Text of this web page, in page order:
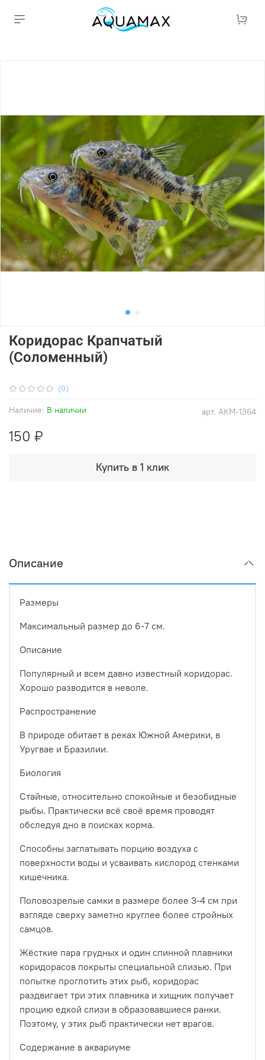
(0)
арт. АКМ-1364
Наличие: В наличии
Коридорас Крапчатый
(Соломенный)
150 ₽
Купить в 1 клик
Описание
Размеры
Максимальный размер до 6-7 см.
Описание
Популярный и всем давно известный коридорас.
Хорошо разводится в неволе.
Распространение
В природе обитает в реках Южной Америки, в
Уругвае и Бразилии.
Биология
Стайные, относительно спокойные и безобидные
рыбы. Практически всё своё время проводят
обследуя дно в поисках корма.
Способны заглатывать порцию воздуха с
поверхности воды и усваивать кислород стенками
кишечника.
Половозрелые самки в размере более 3-4 см при
взгляде сверху заметно круглее более стройных
самцов.
Жёсткие пара грудных и один спинной плавники
коридорасов покрыты специальной слизью. При
попытке проглотить этих рыб, коридорас
раздвигает три этих плавника и хищник получает
процию едкой слизи в образовавшиеся ранки.
Поэтому, у этих рыб практически нет врагов.
Содержание в аквариуме